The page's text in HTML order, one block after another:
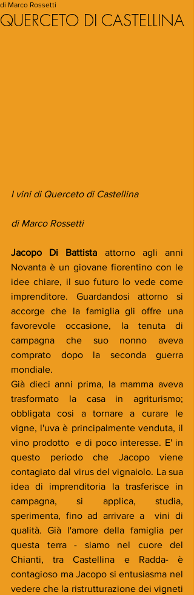
QUERCETO DI CASTELLINA
di Marco Rossetti
I vini di Querceto di Castellina
di Marco Rossetti
Jacopo Di Battista attorno agli anni
Novanta è un giovane fiorentino con le
idee chiare, il suo futuro lo vede come
imprenditore. Guardandosi attorno si
accorge che la famiglia gli offre una
favorevole occasione, la tenuta di
campagna che suo nonno aveva
comprato dopo la seconda guerra
mondiale.
Già dieci anni prima, la mamma aveva
trasformato la casa in agriturismo;
obbligata cosi a tornare a curare le
vigne, l'uva è principalmente venduta, il
vino prodotto  e di poco interesse. E' in
questo periodo che Jacopo viene
contagiato dal virus del vignaiolo. La sua
idea di imprenditoria la trasferisce in
campagna, si applica, studia,
sperimenta, fino ad arrivare a  vini di
qualità. Già l'amore della famiglia per
questa terra - siamo nel cuore del
Chianti, tra Castellina e Radda- è
contagioso ma Jacopo si entusiasma nel
vedere che la ristrutturazione dei vigneti